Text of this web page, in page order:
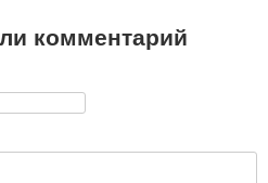
комментарий